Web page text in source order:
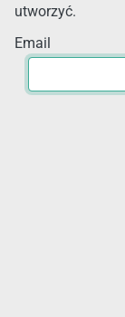
utworzyć.
Email